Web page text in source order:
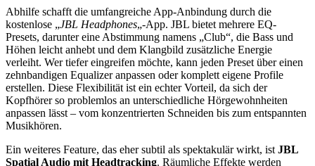
Abhilfe schafft die umfangreiche App-Anbindung durch die
kostenlose „JBL Headphones„-App. JBL bietet mehrere EQ-
Presets, darunter eine Abstimmung namens „Club“, die Bass und
Höhen leicht anhebt und dem Klangbild zusätzliche Energie
verleiht. Wer tiefer eingreifen möchte, kann jeden Preset über einen
zehnbandigen Equalizer anpassen oder komplett eigene Profile
erstellen. Diese Flexibilität ist ein echter Vorteil, da sich der
Kopfhörer so problemlos an unterschiedliche Hörgewohnheiten
anpassen lässt – vom konzentrierten Schneiden bis zum entspannten
Musikhören.
Ein weiteres Feature, das eher subtil als spektakulär wirkt, ist JBL
Spatial Audio mit Headtracking. Räumliche Effekte werden